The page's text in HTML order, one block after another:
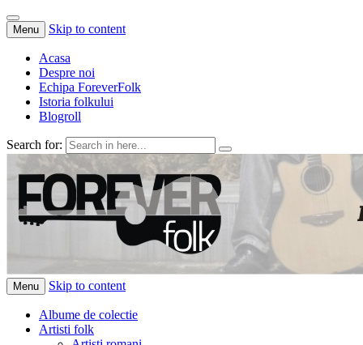
Menu Skip to content
Acasa
Despre noi
Echipa ForeverFolk
Istoria folkului
Blogroll
Search for:
ForeverFolk
Muzica sufletului tau
Menu Skip to content
Albume de colectie
Artisti folk